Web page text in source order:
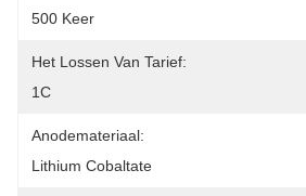
500 Keer
Het Lossen Van Tarief:
1C
Anodemateriaal:
Lithium Cobaltate